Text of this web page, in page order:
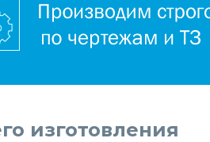
изготовления